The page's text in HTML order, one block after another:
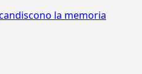
la memoria